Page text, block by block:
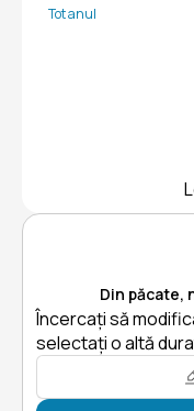
Tot anul
Din păcate,
Încercați să
selectați o altă